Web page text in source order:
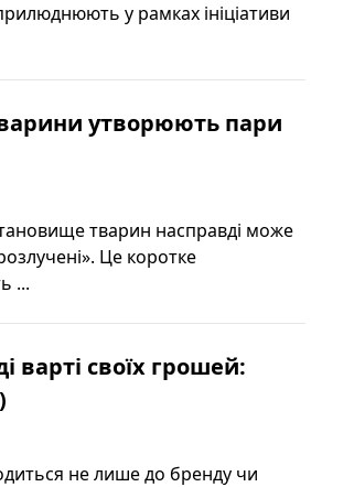
у рамках ініціативи
утворюють пари
тварин насправді може
Це коротке
...
варті своїх грошей:
не лише до бренду чи